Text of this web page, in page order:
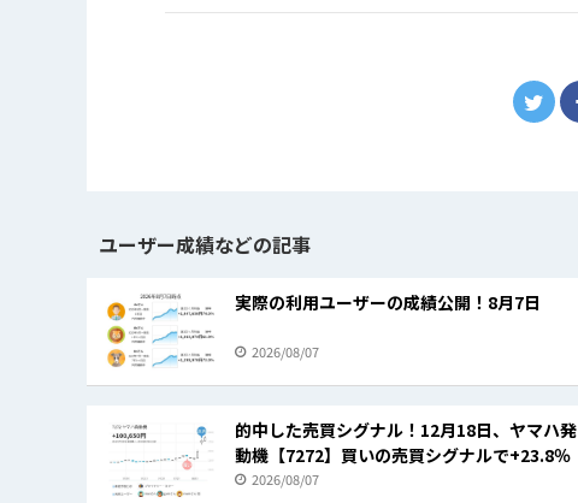
ユーザー成績などの記事
実際の利用ユーザーの成績公開！8月7日
2026/08/07
的中した売買シグナル！12月18日、ヤマハ発
動機【7272】買いの売買シグナルで+23.8％
2026/08/07